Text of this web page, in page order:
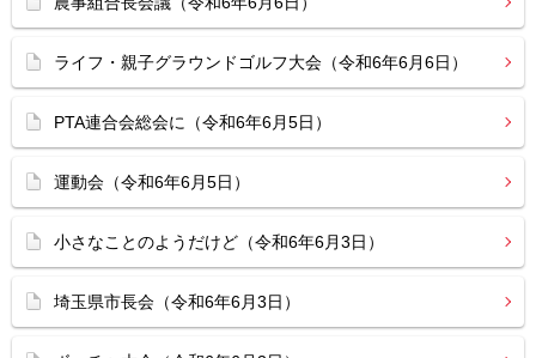
ライフ・親子グラウンドゴルフ大会（令和6年6月6日）
PTA連合会総会に（令和6年6月5日）
運動会（令和6年6月5日）
小さなことのようだけど（令和6年6月3日）
埼玉県市長会（令和6年6月3日）